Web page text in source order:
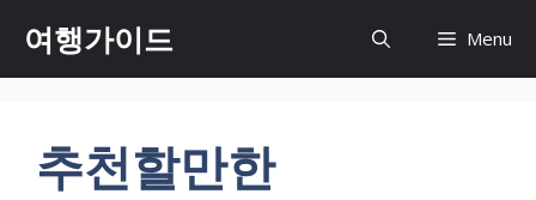
츠
여행가이드 Menu
추천할만한